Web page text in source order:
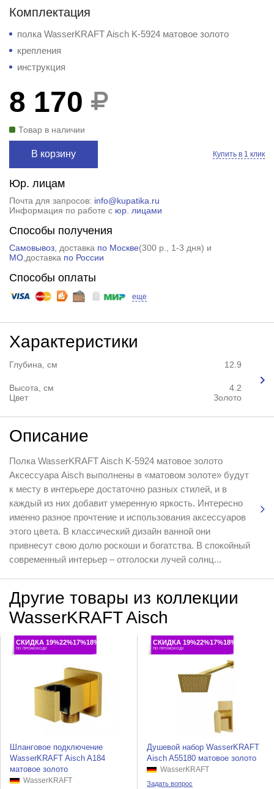
Комплектация
полка WasserKRAFT Aisch K-5924 матовое золото
крепления
инструкция
8 170
Товар в наличии
В корзину Купить в 1 клик
Юр. лицам
Почта для запросов: info@kupatika.ru
Информация по работе с юр. лицами
Способы получения
Самовывоз, доставка по Москве(300 р.
, 1-3 дня) и
МО,доставка по России
Способы оплаты
еще
Характеристики
Глубина, см 12.9
Высота, см
4.2
Цвет
Золото
Описание
Полка WasserKRAFT Aisch K-5924 матовое золото
Аксессуара Aisch выполнены в «матовом золоте» будут
к месту в интерьере достаточно разных стилей, и в
каждый из них добавит умеренную яркость. Интересно
именно разное прочтение и использования аксессуаров
этого цвета. В классический дизайн ванной они
привнесут свою долю роскоши и богатства. В спокойный
современный интерьер – отголоски лучей солнц...
Другие товары из коллекции
WasserKRAFT Aisch
СКИДКА 19%22%17%18%
ПО ПРОМОКОДУ
Шланговое подключение
WasserKRAFT Aisch A184
матовое золото
WasserKRAFT
СКИДКА 19%22%17%18%
ПО ПРОМОКОДУ
Душевой набор WasserKRAFT
Aisch A55180 матовое золото
WasserKRAFT
Задать вопрос